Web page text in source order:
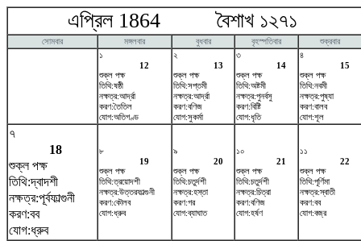
এপ্রিল 1864 বৈশাখ ১২৭১
সোমবার মঙ্গলবার বুধবার বৃহস্পতিবার
শুক্রবার
১
12
শুক্ল পক্ষ
তিথি:ষষ্ঠী
নক্ষত্র:আর্দ্রা
করণ:তৈতিল
যোগ:অতিগণ্ড
২
13
শুক্ল পক্ষ
তিথি:সপ্তমী
নক্ষত্র:আর্দ্রা
করণ:বণিজ
যোগ:সুকর্মা
৩
14
শুক্ল পক্ষ
তিথি:অষ্টমী
নক্ষত্র:পুনর্বসু
করণ:বিষ্টি
যোগ:ধৃতি
৪
15
শুক্ল পক্ষ
তিথি:নবমী
নক্ষত্র:পুষ্যা
করণ:বালব
যোগ:শূল
৭
18
শুক্ল পক্ষ
তিথি:দ্বাদশী
নক্ষত্র:পূর্বফাল্গুনী
করণ:বব
যোগ:ধ্রুব
৮
19
শুক্ল পক্ষ
তিথি:ত্রয়োদশী
নক্ষত্র:উত্তরফাল্গুনী
করণ:কৌলব
যোগ:ধ্রুব
৯
20
শুক্ল পক্ষ
তিথি:চতুর্দশী
নক্ষত্র:হস্তা
করণ:গর
যোগ:ব্যাঘাত
১০
21
শুক্ল পক্ষ
তিথি:চতুর্দশী
নক্ষত্র:চিত্রা
করণ:বণিজ
যোগ:হর্ষণ
১১
22
শুক্ল পক্ষ
তিথি:পূর্ণিমা
নক্ষত্র:স্বাতী
করণ:বব
যোগ:বজ্র